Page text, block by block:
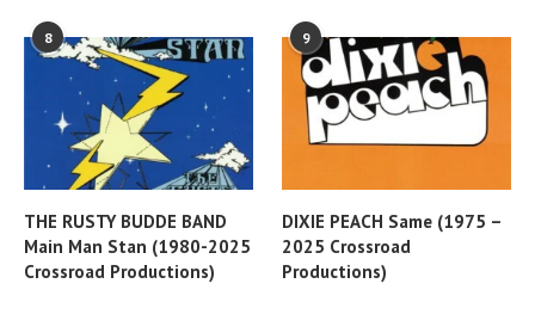
8
THE RUSTY BUDDE BAND
Main Man Stan (1980-2025
Crossroad Productions)
9
DIXIE PEACH Same (1975 –
2025 Crossroad
Productions)